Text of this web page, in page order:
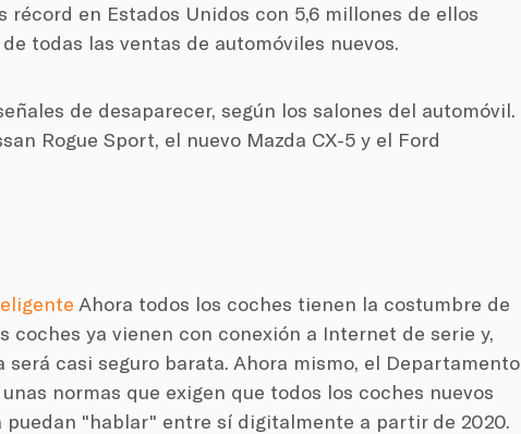
récord en Estados Unidos con 5,6 millones de ellos
todas las ventas de automóviles nuevos.
de desaparecer, según los salones del automóvil.
Rogue Sport, el nuevo Mazda CX-5 y el Ford
Ahora todos los coches tienen la costumbre de
coches ya vienen con conexión a Internet de serie y,
será casi seguro barata. Ahora mismo, el Departamento
normas que exigen que todos los coches nuevos
"hablar" entre sí digitalmente a partir de 2020.